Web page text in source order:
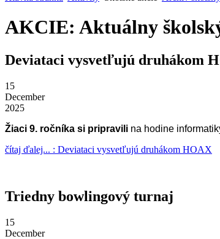
AKCIE: Aktuálny
Deviataci vysvetľujú druhákom
15
December
2025
Žiaci 9. ročníka si pripravili na hodine
čítaj ďalej... : Deviataci vysvetľujú druhákom HOAX
Triedny bowlingový turnaj
15
December